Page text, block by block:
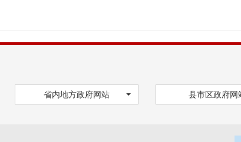
省内地方政府网站 县市区政府网